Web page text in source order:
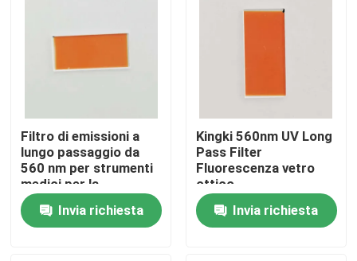
Casa
Prodotti
Filtro di emissioni a
lungo passaggio da
560 nm per strumenti
medici per la
deposizione
Invia richiesta
Kingki 560nm UV Long
Pass Filter
Fluorescenza vetro
ottico
Invia richiesta